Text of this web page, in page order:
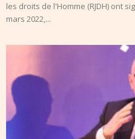
les droits de l'Homme (RJDH) ont
mars 2022,...